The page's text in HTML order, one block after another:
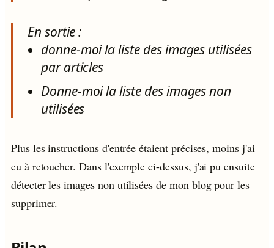
En sortie :
donne-moi la liste des images utilisées
par articles
Donne-moi la liste des images non
utilisées
Plus les instructions d'entrée étaient précises, moins j'ai
eu à retoucher. Dans l'exemple ci-dessus, j'ai pu ensuite
détecter les images non utilisées de mon blog pour les
supprimer.